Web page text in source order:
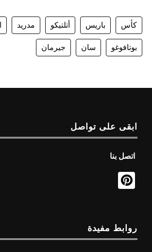
كأس باريس أتلتيكو مدريد
بوتافوغو سان جيرمان
ابقى على تواصل
اتصل بنا
روابط مفيدة